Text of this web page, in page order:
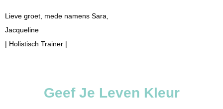
Lieve groet, mede namens Sara,
Jacqueline
| Holistisch Trainer |
Geef Je Leven Kleur